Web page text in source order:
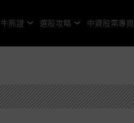
牛熊證 選股攻略 中資股票專頁